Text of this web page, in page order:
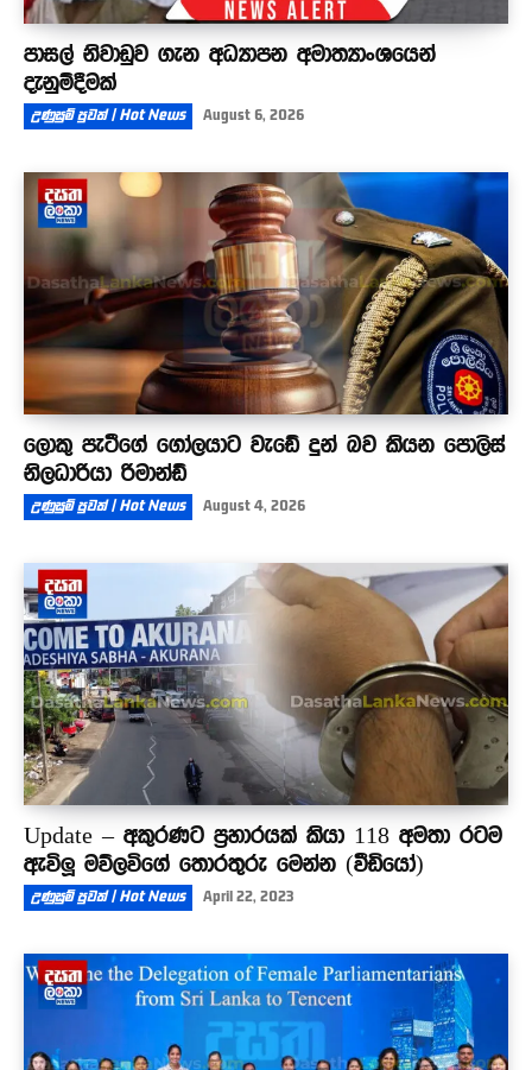
පාසල් නිවාඩුව ගැන අධ්‍යාපන අමාත්‍යාංශයෙන්
දැනුම්දීමක්
උණුසුම් පුවත් | Hot News August 6, 2026
ලොකු පැටීගේ ගෝලයාට වැඩේ දුන් බව කියන පොලිස්
නිලධාරියා රිමාන්ඩ්
උණුසුම් පුවත් | Hot News August 4, 2026
Update – අකුරණට ප්‍රහාරයක් කියා 118 අමතා රටම
ඇවිලූ මව්ලවිගේ තොරතුරු මෙන්න (වීඩියෝ)
උණුසුම් පුවත් | Hot News April 22, 2023